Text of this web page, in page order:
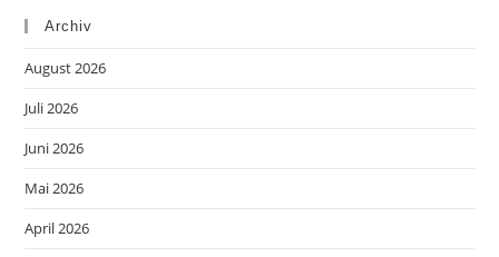
Archiv
August 2026
Juli 2026
Juni 2026
Mai 2026
April 2026